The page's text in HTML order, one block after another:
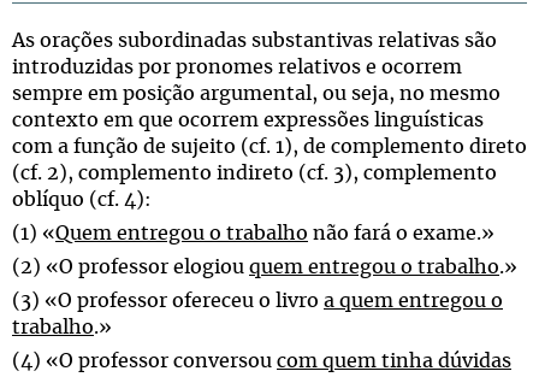
As orações subordinadas substantivas relativas são
introduzidas por pronomes relativos e ocorrem
sempre em posição argumental, ou seja, no mesmo
contexto em que ocorrem expressões linguísticas
com a função de sujeito (cf. 1), de complemento direto
(cf. 2), complemento indireto (cf. 3), complemento
oblíquo (cf. 4):
(1) «Quem entregou o trabalho não fará o exame.»
(2) «O professor elogiou quem entregou o trabalho.»
(3) «O professor ofereceu o livro a quem entregou o
trabalho.»
(4) «O professor conversou com quem tinha dúvidas